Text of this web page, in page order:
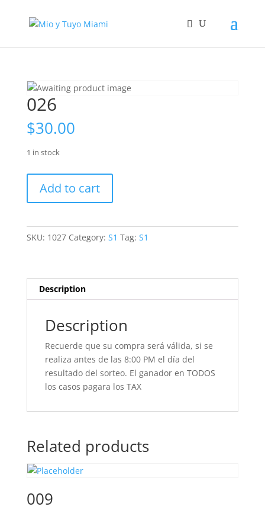
026
$30.00
1 in stock
quantity
Add to cart
SKU: 1027 Category: S1 Tag: S1
Description
Description
Recuerde que su compra será válida, si se
realiza antes de las 8:00 PM el día del
resultado del sorteo. El ganador en TODOS
los casos pagara los TAX
Related products
009